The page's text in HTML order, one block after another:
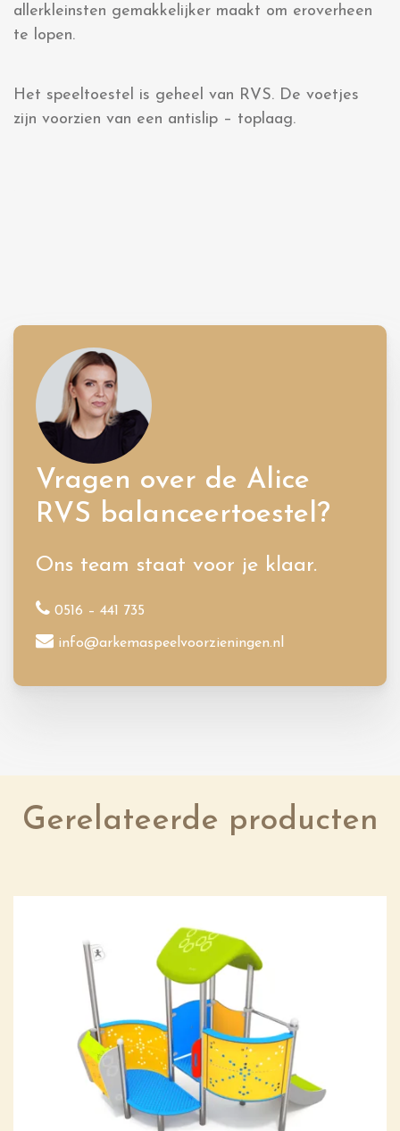
allerkleinsten gemakkelijker maakt om eroverheen
te lopen.
Het speeltoestel is geheel van RVS. De voetjes
zijn voorzien van een antislip – toplaag.
Vragen over de Alice
RVS balanceertoestel?
Ons team staat voor je klaar.
0516 – 441 735
info@arkemaspeelvoorzieningen.nl
Gerelateerde producten